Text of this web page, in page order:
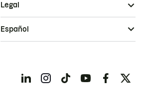
Legal
Español